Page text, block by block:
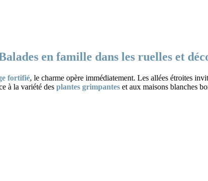
en famille dans les ruelles et
fortifié, le charme opère immédiatement. Les allées étroites
à la variété des plantes grimpantes et aux maisons blanches